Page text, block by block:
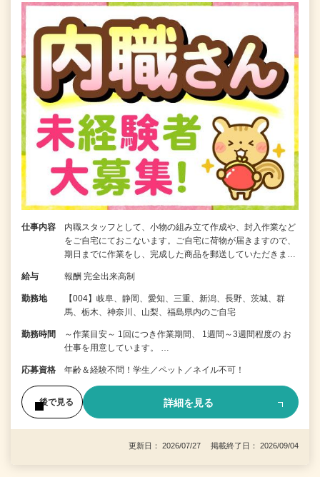
仕事内容
内職スタッフとして、小物の組み立て作成や、封入作業など
をご自宅にておこないます。ご自宅に荷物が届きますので、
期日までに作業をし、完成した商品を郵送していただきま…
給与 報酬 完全出来高制
勤務地
【004】岐阜、静岡、愛知、三重、新潟、長野、茨城、群
馬、栃木、神奈川、山梨、福島県内のご自宅
勤務時間
～作業目安～ 1回につき作業期間、 1週間～3週間程度の お
仕事を用意しています。 …
応募資格 年齢＆経験不問！学生／ペット／ネイル不可！
後で見る 詳細を見る
更新日： 2026/07/27 掲載終了日： 2026/09/04